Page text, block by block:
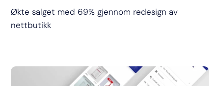
Økte salget med 69% gjennom redesign av
nettbutikk